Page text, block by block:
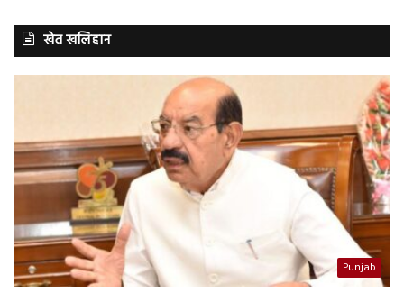
खेत खलिहान
Punjab